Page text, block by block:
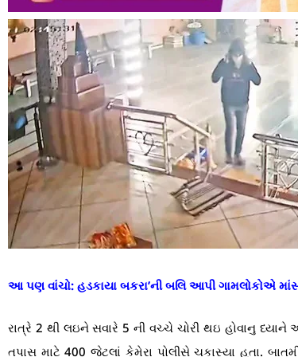
આ પણ વાંચો: હડકાયા બકરા’ની બલિ આપી ગામલોકોએ
રાત્રે 2 થી લઇને સવારે 5 ની વચ્ચે ચોરી થઇ હોવાનુ
તપાસ માટે 400 જેટલાં કેમેરા પોલીસે ચકાસ્યા હતા.